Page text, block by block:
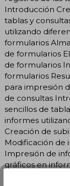
Introducción
tablas y
utilizando
formularios
de formularios
de formularios
formularios
para impresión
de consultas
sencillos de
informes
Creación de
Modificación de
Impresión de
gráficos en